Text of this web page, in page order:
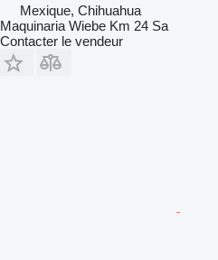
Mexique, Chihuahua
Maquinaria Wiebe Km 24 Sa
Contacter le vendeur